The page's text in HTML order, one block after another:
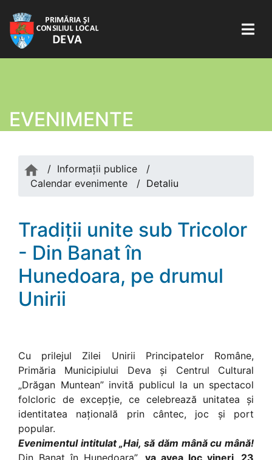
EVENIMENTE
/ Informații publice
/
Calendar evenimente
/ Detaliu
Tradiții unite sub Tricolor
- Din Banat în
Hunedoara, pe drumul
Unirii
Cu prilejul Zilei Unirii Principatelor Române,
Primăria Municipiului Deva și Centrul Cultural
„Drăgan Muntean” invită publicul la un spectacol
folcloric de excepție, ce celebrează unitatea și
identitatea națională prin cântec, joc și port
popular.
Evenimentul intitulat „Hai, să dăm mână cu mână!
Din Banat în Hunedoara”, va avea loc vineri, 23